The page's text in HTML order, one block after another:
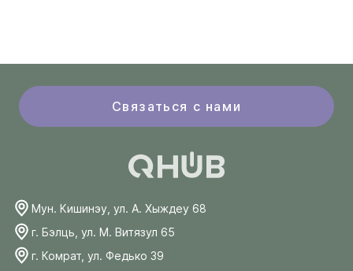
Связаться с нами
Мун. Кишинэу, ул. А. Хыждеу 68
г. Бэлць, ул. М. Витязул 65
г. Комрат, ул. Федько 39